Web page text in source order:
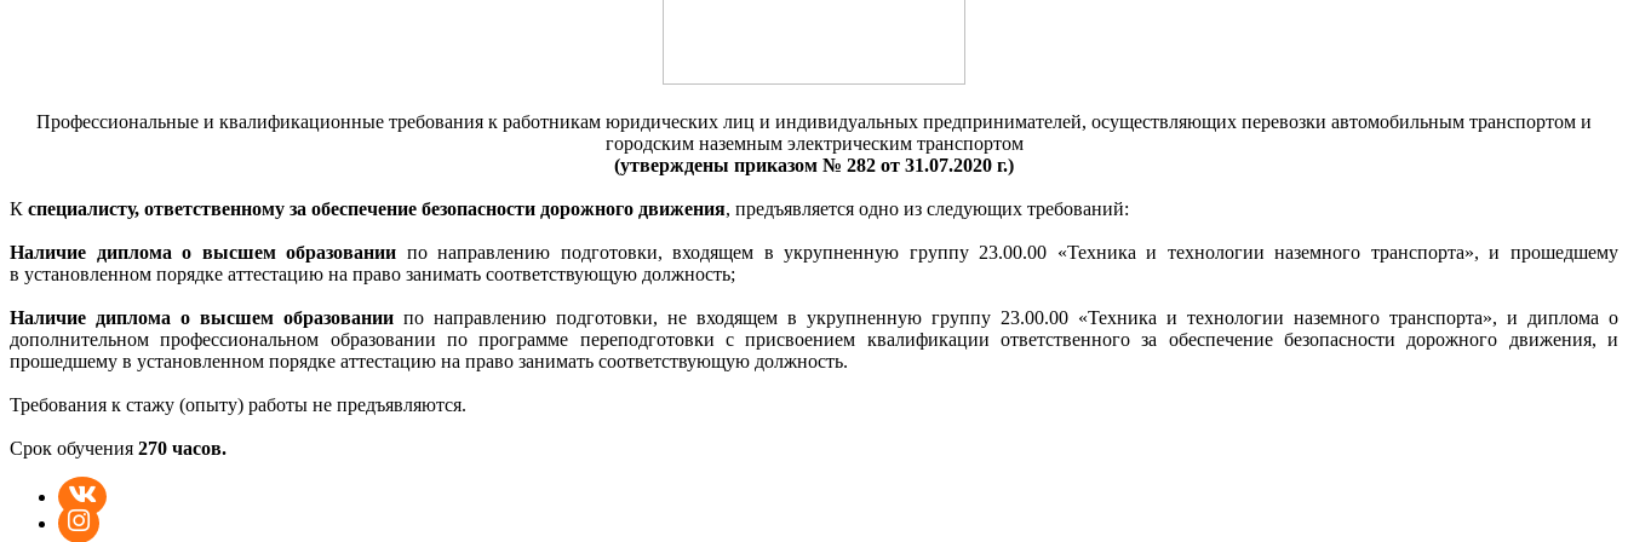
Профессиональные и квалификационные требования к работникам юридических лиц и индивидуальных предпринимателей, осуществляющих перевозки автомобильным транспортом и
городским наземным электрическим транспортом
(утверждены приказом № 282 от 31.07.2020 г.)
К специалисту, ответственному за обеспечение безопасности дорожного движения, предъявляется одно из следующих требований:
Наличие диплома о высшем образовании по направлению подготовки, входящем в укрупненную группу 23.00.00 «Техника и технологии наземного транспорта», и прошедшему
в установленном порядке аттестацию на право занимать соответствующую должность;
Наличие диплома о высшем образовании по направлению подготовки, не входящем в укрупненную группу 23.00.00 «Техника и технологии наземного транспорта», и диплома о
дополнительном профессиональном образовании по программе переподготовки с присвоением квалификации ответственного за обеспечение безопасности дорожного движения, и
прошедшему в установленном порядке аттестацию на право занимать соответствующую должность.
Требования к стажу (опыту) работы не предъявляются.
Срок обучения 270 часов.